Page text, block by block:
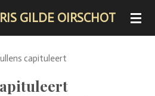
GILDE OIRSCHOT
capituleert